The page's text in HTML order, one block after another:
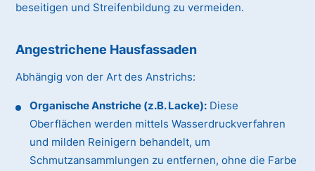
beseitigen und Streifenbildung zu vermeiden.
Angestrichene Hausfassaden
Abhängig von der Art des Anstrichs:
Organische Anstriche (z.B. Lacke): Diese
Oberflächen werden mittels Wasserdruckverfahren
und milden Reinigern behandelt, um
Schmutzansammlungen zu entfernen, ohne die Farbe